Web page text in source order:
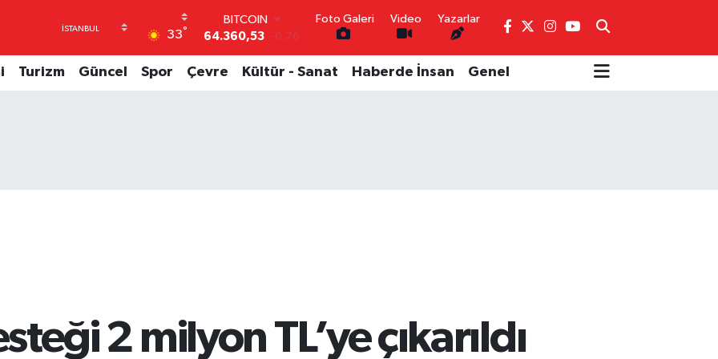
33°
DOLAR
47,7069
0.17
EURO
55,0265 0.01
Foto Galeri Video Yazarlar
Turizm Güncel Spor Çevre Kültür - Sanat Haberde İnsan Genel
2 milyon TL’ye çıkarıldı